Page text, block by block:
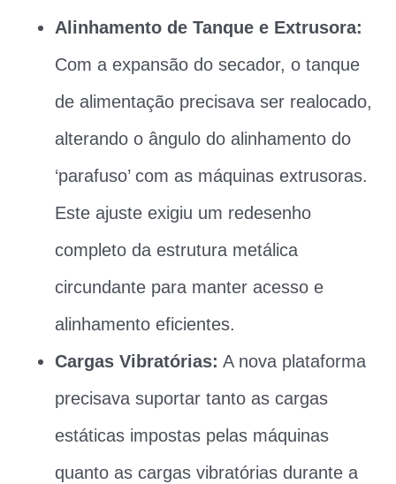
Alinhamento de Tanque e Extrusora:
Com a expansão do secador, o tanque
de alimentação precisava ser realocado,
alterando o ângulo do alinhamento do
‘parafuso’ com as máquinas extrusoras.
Este ajuste exigiu um redesenho
completo da estrutura metálica
circundante para manter acesso e
alinhamento eficientes.
Cargas Vibratórias: A nova plataforma
precisava suportar tanto as cargas
estáticas impostas pelas máquinas
quanto as cargas vibratórias durante a